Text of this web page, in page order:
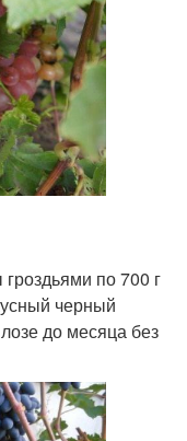
по 700 г
черный
до месяца без